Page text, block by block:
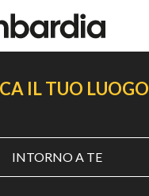
IL TUO LUOGO
INTORNO A TE